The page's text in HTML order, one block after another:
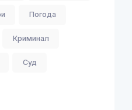
Погода
Криминал
Суд